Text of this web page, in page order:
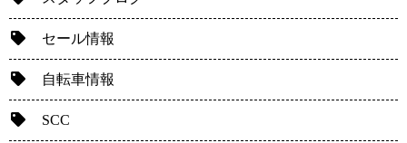
セール情報
自転車情報
SCC